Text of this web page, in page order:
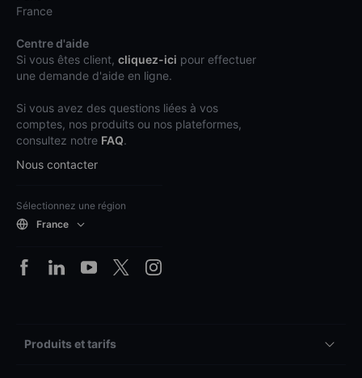
France
Centre d'aide
Si vous êtes client, cliquez-ici pour effectuer
une demande d'aide en ligne.
Si vous avez des questions liées à vos
comptes, nos produits ou nos plateformes,
consultez notre FAQ.
Nous contacter
Sélectionnez une région
France
Produits et tarifs